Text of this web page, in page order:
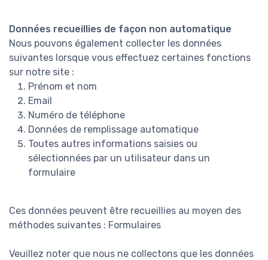
Données recueillies de façon non automatique
Nous pouvons également collecter les données
suivantes lorsque vous effectuez certaines fonctions
sur notre site :
Prénom et nom
Email
Numéro de téléphone
Données de remplissage automatique
Toutes autres informations saisies ou
sélectionnées par un utilisateur dans un
formulaire
Ces données peuvent être recueillies au moyen des
méthodes suivantes : Formulaires
Veuillez noter que nous ne collectons que les données